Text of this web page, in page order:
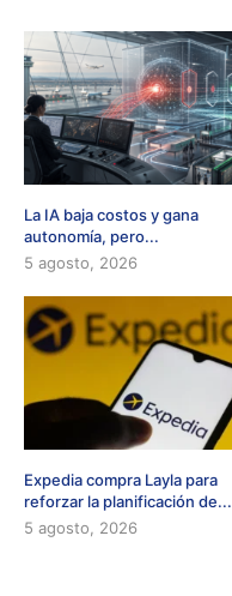
La IA baja costos y gana
autonomía, pero...
5 agosto, 2026
Expedia compra Layla para
reforzar la planificación de...
5 agosto, 2026